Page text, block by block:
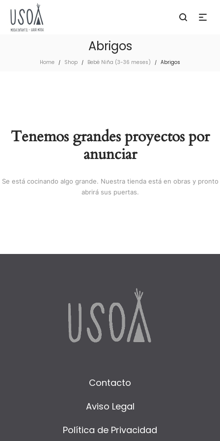
Abrigos
Home / Shop / Bebé Niña (3-36 meses) / Abrigos
Tenemos grandes proyectos por
anunciar
Se está cocinando algo grande. Nuestra tienda está en obras y pronto
abrirá sus puertas.
Contacto
Aviso Legal
Política de Privacidad